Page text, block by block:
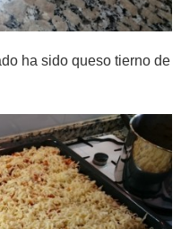
ha sido queso tierno de